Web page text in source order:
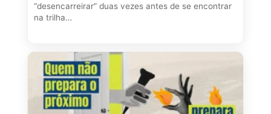
“desencarreirar” duas vezes antes de se encontrar
na trilha…